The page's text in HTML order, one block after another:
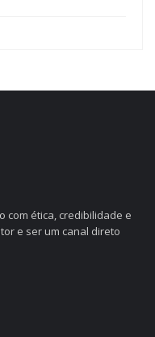
com ética, credibilidade e
e ser um canal direto